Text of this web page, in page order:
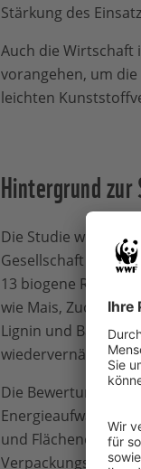
Stärkung des
Auch die
vorangehen, um
leichten
Hintergrund zur
Die Studie wurde
Gesellschaft für
13 biogene
wie Mais,
Lignin und
wiedervernässten
Die Bewertung
Energieaufwand
und